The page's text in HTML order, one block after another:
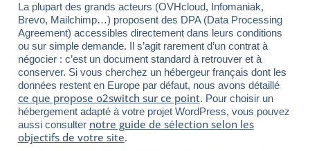
La plupart des grands acteurs (OVHcloud, Infomaniak,
Brevo, Mailchimp…) proposent des DPA (Data Processing
Agreement) accessibles directement dans leurs conditions
ou sur simple demande. Il s’agit rarement d’un contrat à
négocier : c’est un document standard à retrouver et à
conserver. Si vous cherchez un hébergeur français dont les
données restent en Europe par défaut, nous avons détaillé
ce que propose o2switch sur ce point. Pour choisir un
hébergement adapté à votre projet WordPress, vous pouvez
aussi consulter notre guide de sélection selon les
objectifs de votre site.